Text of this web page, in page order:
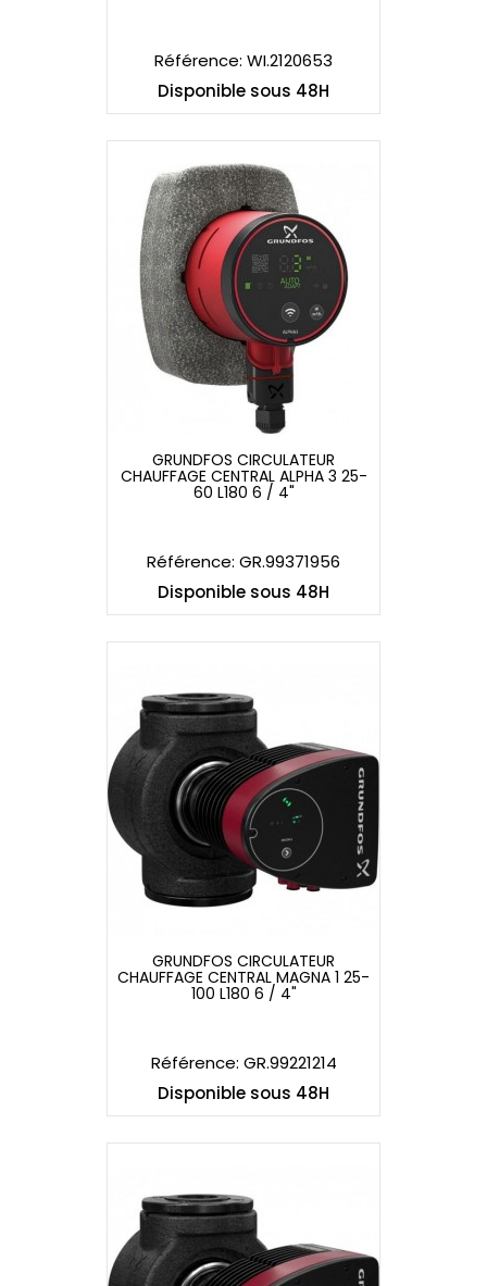
Référence: WI.2120653
Disponible sous 48H
GRUNDFOS CIRCULATEUR
GRUNDFOS CIRCULATEUR
CHAUFFAGE CENTRAL ALPHA 3 25-
60 L180 6 / 4"
Référence: GR.99371956
Disponible sous 48H
GRUNDFOS CIRCULATEUR
GRUNDFOS CIRCULATEUR
CHAUFFAGE CENTRAL MAGNA 1 25-
100 L180 6 / 4"
Référence: GR.99221214
Disponible sous 48H